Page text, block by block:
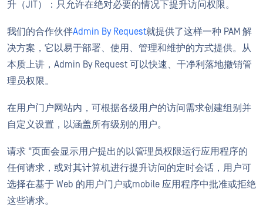
升（JIT）：只允许在绝对必要的情况下提升访问权限。
我们的合作伙伴Admin By Request就提供了这样一种 PAM 解
决方案，它以易于部署、使用、管理和维护的方式提供。从
本质上讲，Admin By Request 可以快速、干净利落地撤销管
理员权限。
在用户门户网站内，可根据各级用户的访问需求创建组别并
自定义设置，以涵盖所有级别的用户。
请求 "页面会显示用户提出的以管理员权限运行应用程序的
任何请求，或对其计算机进行提升访问的定时会话，用户可
选择在基于 Web 的用户门户或mobile 应用程序中批准或拒绝
这些请求。